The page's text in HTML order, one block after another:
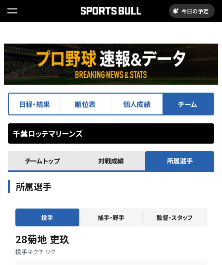
今日の予定
日程・結果 順位表 個人成績 チーム
千葉ロッテマリーンズ
チームトップ 対戦成績 所属選手
所属選手
投手 捕手・野手 監督・スタッフ
28
投手
菊地 吏玖
キクチ リク